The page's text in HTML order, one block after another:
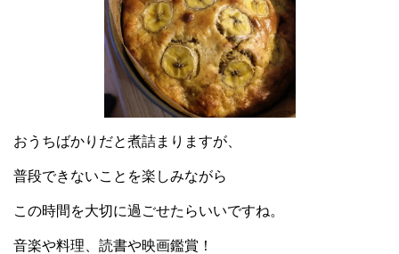
おうちばかりだと煮詰まりますが、
普段できないことを楽しみながら
この時間を大切に過ごせたらいいですね。
音楽や料理、読書や映画鑑賞！